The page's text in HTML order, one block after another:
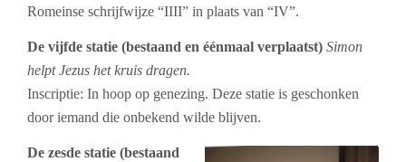
Romeinse schrijfwijze “IIII” in plaats van “IV”.
De vijfde statie (bestaand en éénmaal verplaatst) Simon
helpt Jezus het kruis dragen.
Inscriptie: In hoop op genezing. Deze statie is geschonken
door iemand die onbekend wilde blijven.
De zesde statie (bestaand